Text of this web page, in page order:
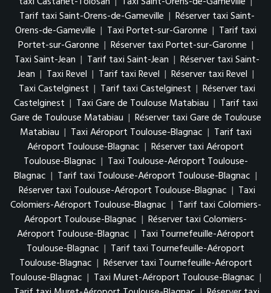
Tarif taxi Saint-Orens-de-Gameville | Réserver taxi Saint-
Orens-de-Gameville | Taxi Portet-sur-Garonne | Tarif taxi
Portet-sur-Garonne | Réserver taxi Portet-sur-Garonne |
Taxi Saint-Jean | Tarif taxi Saint-Jean | Réserver taxi Saint-
Jean | Taxi Revel | Tarif taxi Revel | Réserver taxi Revel |
Taxi Castelginest | Tarif taxi Castelginest | Réserver taxi
Castelginest | Taxi Gare de Toulouse Matabiau | Tarif taxi
Gare de Toulouse Matabiau | Réserver taxi Gare de Toulouse
Matabiau | Taxi Aéroport Toulouse-Blagnac | Tarif taxi
Aéroport Toulouse-Blagnac | Réserver taxi Aéroport
Toulouse-Blagnac | Taxi Toulouse-Aéroport Toulouse-
Blagnac | Tarif taxi Toulouse-Aéroport Toulouse-Blagnac |
Réserver taxi Toulouse-Aéroport Toulouse-Blagnac | Taxi
Colomiers-Aéroport Toulouse-Blagnac | Tarif taxi Colomiers-
Aéroport Toulouse-Blagnac | Réserver taxi Colomiers-
Aéroport Toulouse-Blagnac | Taxi Tournefeuille-Aéroport
Toulouse-Blagnac | Tarif taxi Tournefeuille-Aéroport
Toulouse-Blagnac | Réserver taxi Tournefeuille-Aéroport
Toulouse-Blagnac | Taxi Muret-Aéroport Toulouse-Blagnac |